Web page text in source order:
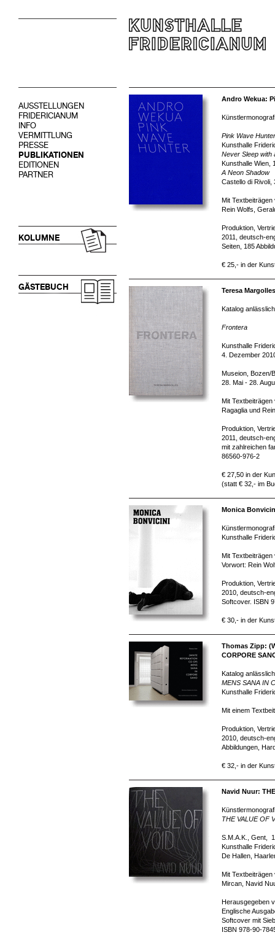
AUSSTELLUNGEN
FRIDERICIANUM
INFO
VERMITTLUNG
PRESSE
PUBLIKATIONEN
EDITIONEN
PARTNER
KOLUMNE
GÄSTEBUCH
Andro Wekua:
Pink Wave Hunter
Kunsthalle
Never Sleep with
Kunsthalle Wien,
A Neon Shadow
Castello di Rivoli,
Mit
Rein Wolfs,
Produktion,
2011, deutsch-
Seiten, 185
€ 25,- in der
Teresa
Katalog
Frontera
Kunsthalle
4. Dezember
Museion, Bozen/
28. Mai - 28.
Mit Textbeiträgen
Ragaglia und
Produktion,
2011, deutsch-
mit zahlreichen
86560-976-2
€ 27,50 in der
(statt € 32,- im
Monica
Kunsthalle
Mit
Vorwort: Rein
Produktion,
2010, deutsch-
Softcover. ISBN
€ 30,- in der
Thomas Zipp:
CORPORE
Katalog
MENS SANA IN
Kunsthalle
Mit einem
Produktion,
2010, deutsch-
Abbildungen,
€ 32,- in der
Navid Nuur:
THE VALUE OF
S.M.A.K., Gent,
Kunsthalle
De Hallen,
Mit
Mircan, Navid
Herausgegeben
Englische
Softcover mit
ISBN 978-90-